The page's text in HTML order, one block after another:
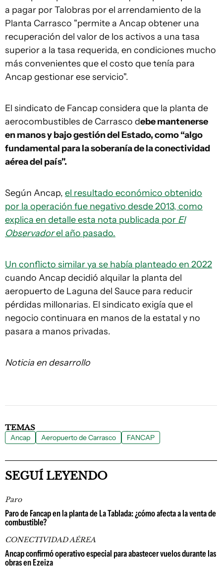
a pagar por Talobras por el arrendamiento de la
Planta Carrasco "permite a Ancap obtener una
recuperación del valor de los activos a una tasa
superior a la tasa requerida, en condiciones mucho
más convenientes que el costo que tenía para
Ancap gestionar ese servicio".
El sindicato de Fancap considera que la planta de
aerocombustibles de Carrasco debe mantenerse
en manos y bajo gestión del Estado, como “algo
fundamental para la soberanía de la conectividad
aérea del país".
Según Ancap, el resultado económico obtenido
por la operación fue negativo desde 2013, como
explica en detalle esta nota publicada por El
Observadorel año pasado.
Un conflicto similar ya se había planteado en 2022
cuando Ancap decidió alquilar la planta del
aeropuerto de Laguna del Sauce para reducir
pérdidas millonarias. El sindicato exigía que el
negocio continuara en manos de la estatal y no
pasara a manos privadas.
Noticia en desarrollo
TEMAS
Ancap Aeropuerto de Carrasco FANCAP
SEGUÍ LEYENDO
Paro
Paro de Fancap en la planta de La Tablada: ¿cómo afecta a la venta de
combustible?
CONECTIVIDAD AÉREA
Ancap confirmó operativo especial para abastecer vuelos durante las
obras en Ezeiza